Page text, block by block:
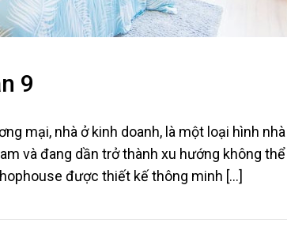
9
mại, nhà ở kinh doanh, là một loại hình nhà
và đang dần trở thành xu hướng không thể
được thiết kế thông minh [...]